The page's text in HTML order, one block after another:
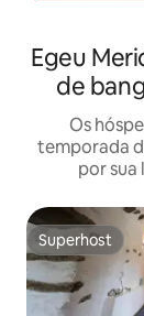
Egeu
de
Os
temporada
por sua
Superhost
Superhost